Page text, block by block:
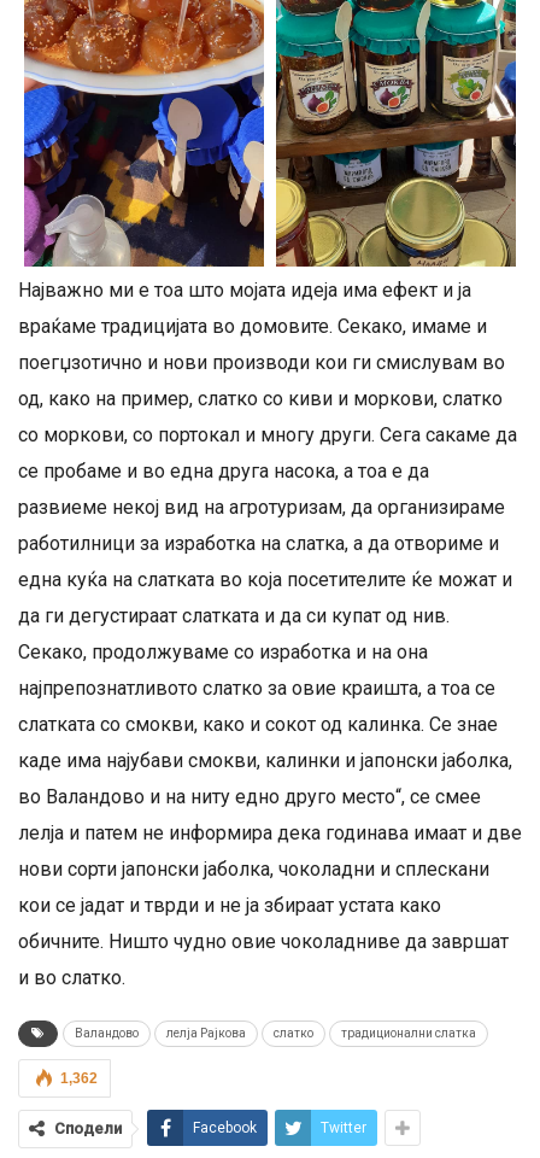
Најважно ми е тоа што мојата идеја има ефект и ја
враќаме традицијата во домовите. Секако, имаме и
поегџзотично и нови производи кои ги смислувам во
од, како на пример, слатко со киви и моркови, слатко
со моркови, со портокал и многу други. Сега сакаме да
се пробаме и во една друга насока, а тоа е да
развиеме некој вид на агротуризам, да организираме
работилници за изработка на слатка, а да отвориме и
една куќа на слатката во која посетителите ќе можат и
да ги дегустираат слатката и да си купат од нив.
Секако, продолжуваме со изработка и на она
најпрепознатливото слатко за овие краишта, а тоа се
слатката со смокви, како и сокот од калинка. Се знае
каде има најубави смокви, калинки и јапонски јаболка,
во Валандово и на ниту едно друго место“, се смее
лелја и патем не информира дека годинава имаат и две
нови сорти јапонски јаболка, чоколадни и сплескани
кои се јадат и тврди и не ја збираат устата како
обичните. Ништо чудно овие чоколадниве да завршат
и во слатко.
Валандово лелја Рајкова слатко традиционални слатка
1,362
Сподели Facebook Twitter